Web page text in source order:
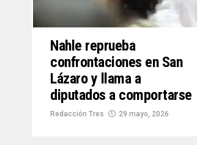
Nahle reprueba
confrontaciones en San
Lázaro y llama a
diputados a comportarse
Redacción Tres 29 mayo, 2026